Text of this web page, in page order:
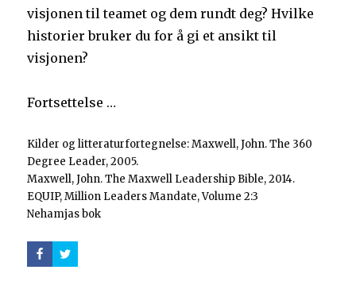
visjonen til teamet og dem rundt deg? Hvilke
historier bruker du for å gi et ansikt til
visjonen?
Fortsettelse …
Kilder og litteraturfortegnelse: Maxwell, John. The 360
Degree Leader, 2005.
Maxwell, John. The Maxwell Leadership Bible, 2014.
EQUIP, Million Leaders Mandate, Volume 2:3
Nehamjas bok